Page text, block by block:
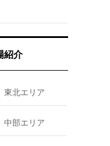
紹介
東北エリア
中部エリア